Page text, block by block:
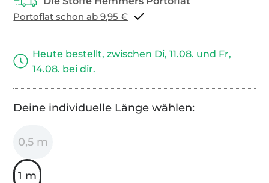
Portoflat schon ab 9,95 €
Heute bestellt, zwischen Di, 11.08. und Fr,
14.08. bei dir.
Deine individuelle Länge wählen:
0,5 m
1 m